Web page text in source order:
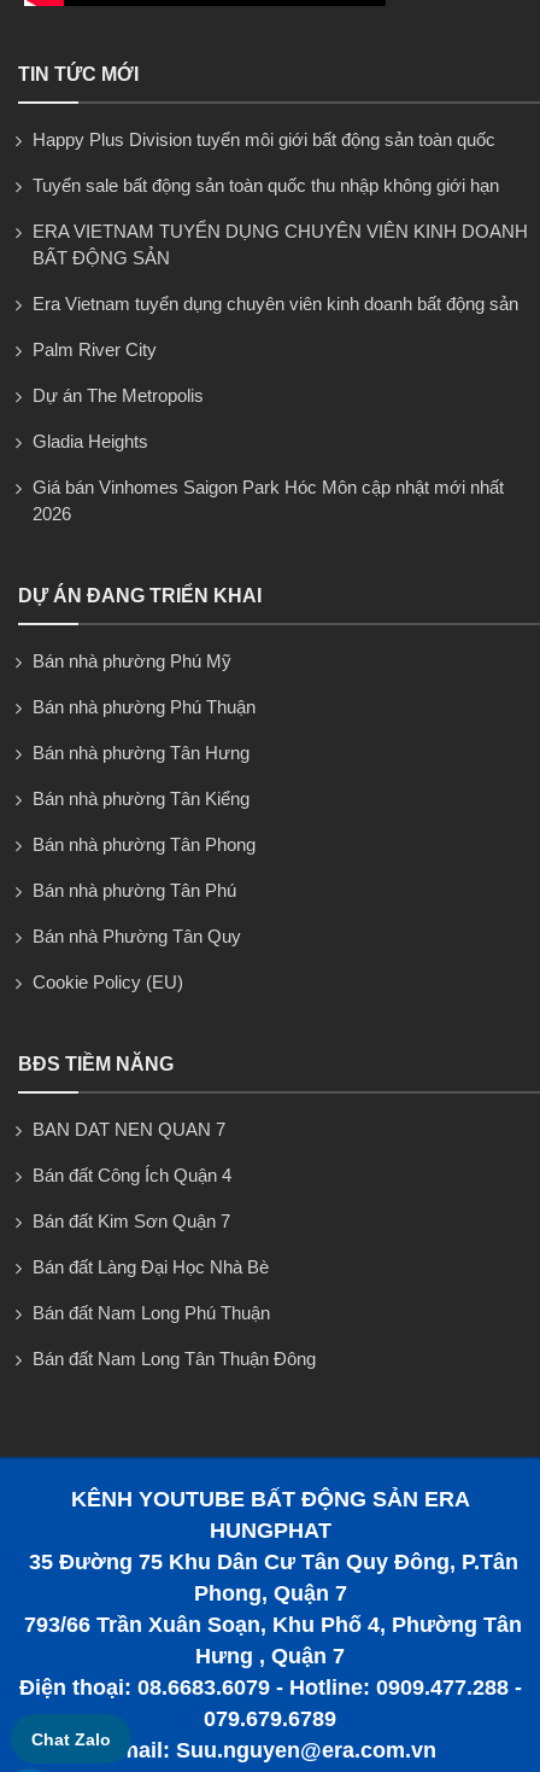
TIN TỨC MỚI
Happy Plus Division tuyển môi giới bất động sản toàn quốc
Tuyển sale bất động sản toàn quốc thu nhập không giới hạn
ERA VIETNAM TUYỂN DỤNG CHUYÊN VIÊN KINH DOANH
BẤT ĐỘNG SẢN
Era Vietnam tuyển dụng chuyên viên kinh doanh bất động sản
Palm River City
Dự án The Metropolis
Gladia Heights
Giá bán Vinhomes Saigon Park Hóc Môn cập nhật mới nhất
2026
DỰ ÁN ĐANG TRIỂN KHAI
Bán nhà phường Phú Mỹ
Bán nhà phường Phú Thuận
Bán nhà phường Tân Hưng
Bán nhà phường Tân Kiểng
Bán nhà phường Tân Phong
Bán nhà phường Tân Phú
Bán nhà Phường Tân Quy
Cookie Policy (EU)
BĐS TIỀM NĂNG
BAN DAT NEN QUAN 7
Bán đất Công Ích Quận 4
Bán đất Kim Sơn Quận 7
Bán đất Làng Đại Học Nhà Bè
Bán đất Nam Long Phú Thuận
Bán đất Nam Long Tân Thuận Đông
KÊNH YOUTUBE BẤT ĐỘNG SẢN ERA
HUNGPHAT
35 Đường 75 Khu Dân Cư Tân Quy Đông, P.Tân
Phong, Quận 7
793/66 Trần Xuân Soạn, Khu Phố 4, Phường Tân
Hưng , Quận 7
Điện thoại: 08.6683.6079 - Hotline: 0909.477.288 -
079.679.6789
Email: Suu.nguyen@era.com.vn
Chat Zalo